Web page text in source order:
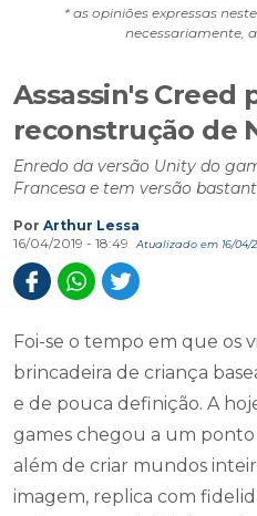
* as opiniões expressas
necessariamente,
Assassin's Creed
reconstrução de
Enredo da versão Unity do
Francesa e tem versão
Por Arthur Lessa
16/04/2019 - 18:49
Atualizado em 16/04/
Foi-se o tempo em que os
brincadeira de criança
e de pouca definição. A
games chegou a um
além de criar mundos
imagem, replica com